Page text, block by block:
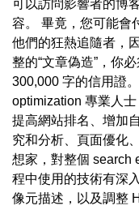
可以訪問影響者的博
容。 畢竟，您可能會
他們的狂熱追隨者，
整的“文章偽造”，你
300,000 字的信用證
optimization 專業人
提高網站排名、增加
究和分析、頁面優化
想家，對整個 search
程中使用的技術有深
像元描述，以及調整